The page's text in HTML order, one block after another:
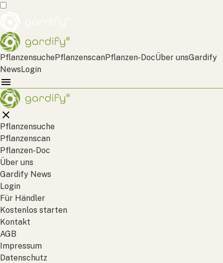
PflanzensuchePflanzenscanPflanzen-DocÜber unsGardify
NewsLogin
Pflanzensuche
Pflanzenscan
Pflanzen-Doc
Über uns
Gardify News
Login
Für Händler
Kostenlos starten
Kontakt
AGB
Impressum
Datenschutz